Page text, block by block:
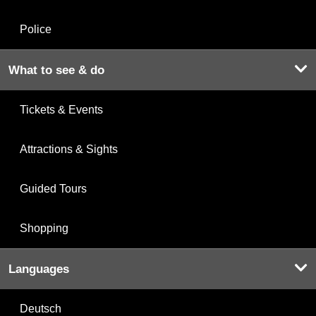
Police
What to see & do
Tickets & Events
Attractions & Sights
Guided Tours
Shopping
Languages
Deutsch